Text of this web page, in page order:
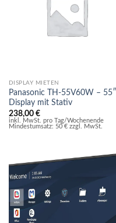
DISPLAY MIETEN
Panasonic TH-55V60W – 55″
Display mit Stativ
238,00 €
inkl. MwSt. pro Tag/Wochenende
Mindestumsatz: 50 € zzgl. MwSt.